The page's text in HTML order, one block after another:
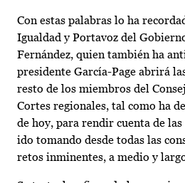
Con estas palabras lo ha
Igualdad y Portavoz del
Fernández, quien también ha
presidente García-Page abrirá
resto de los miembros del
Cortes regionales, tal como ha
de hoy, para rendir cuenta de las
ido tomando desde todas las
retos inminentes, a medio y